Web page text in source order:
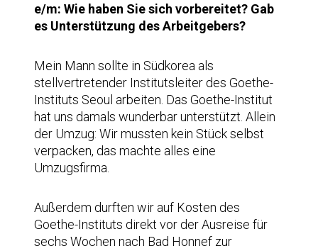
e/m: Wie haben Sie sich vorbereitet? Gab
es Unterstützung des Arbeitgebers?
Mein Mann sollte in Südkorea als
stellvertretender Institutsleiter des Goethe-
Instituts Seoul arbeiten. Das Goethe-Institut
hat uns damals wunderbar unterstützt. Allein
der Umzug: Wir mussten kein Stück selbst
verpacken, das machte alles eine
Umzugsfirma.
Außerdem durften wir auf Kosten des
Goethe-Instituts direkt vor der Ausreise für
sechs Wochen nach Bad Honnef zur